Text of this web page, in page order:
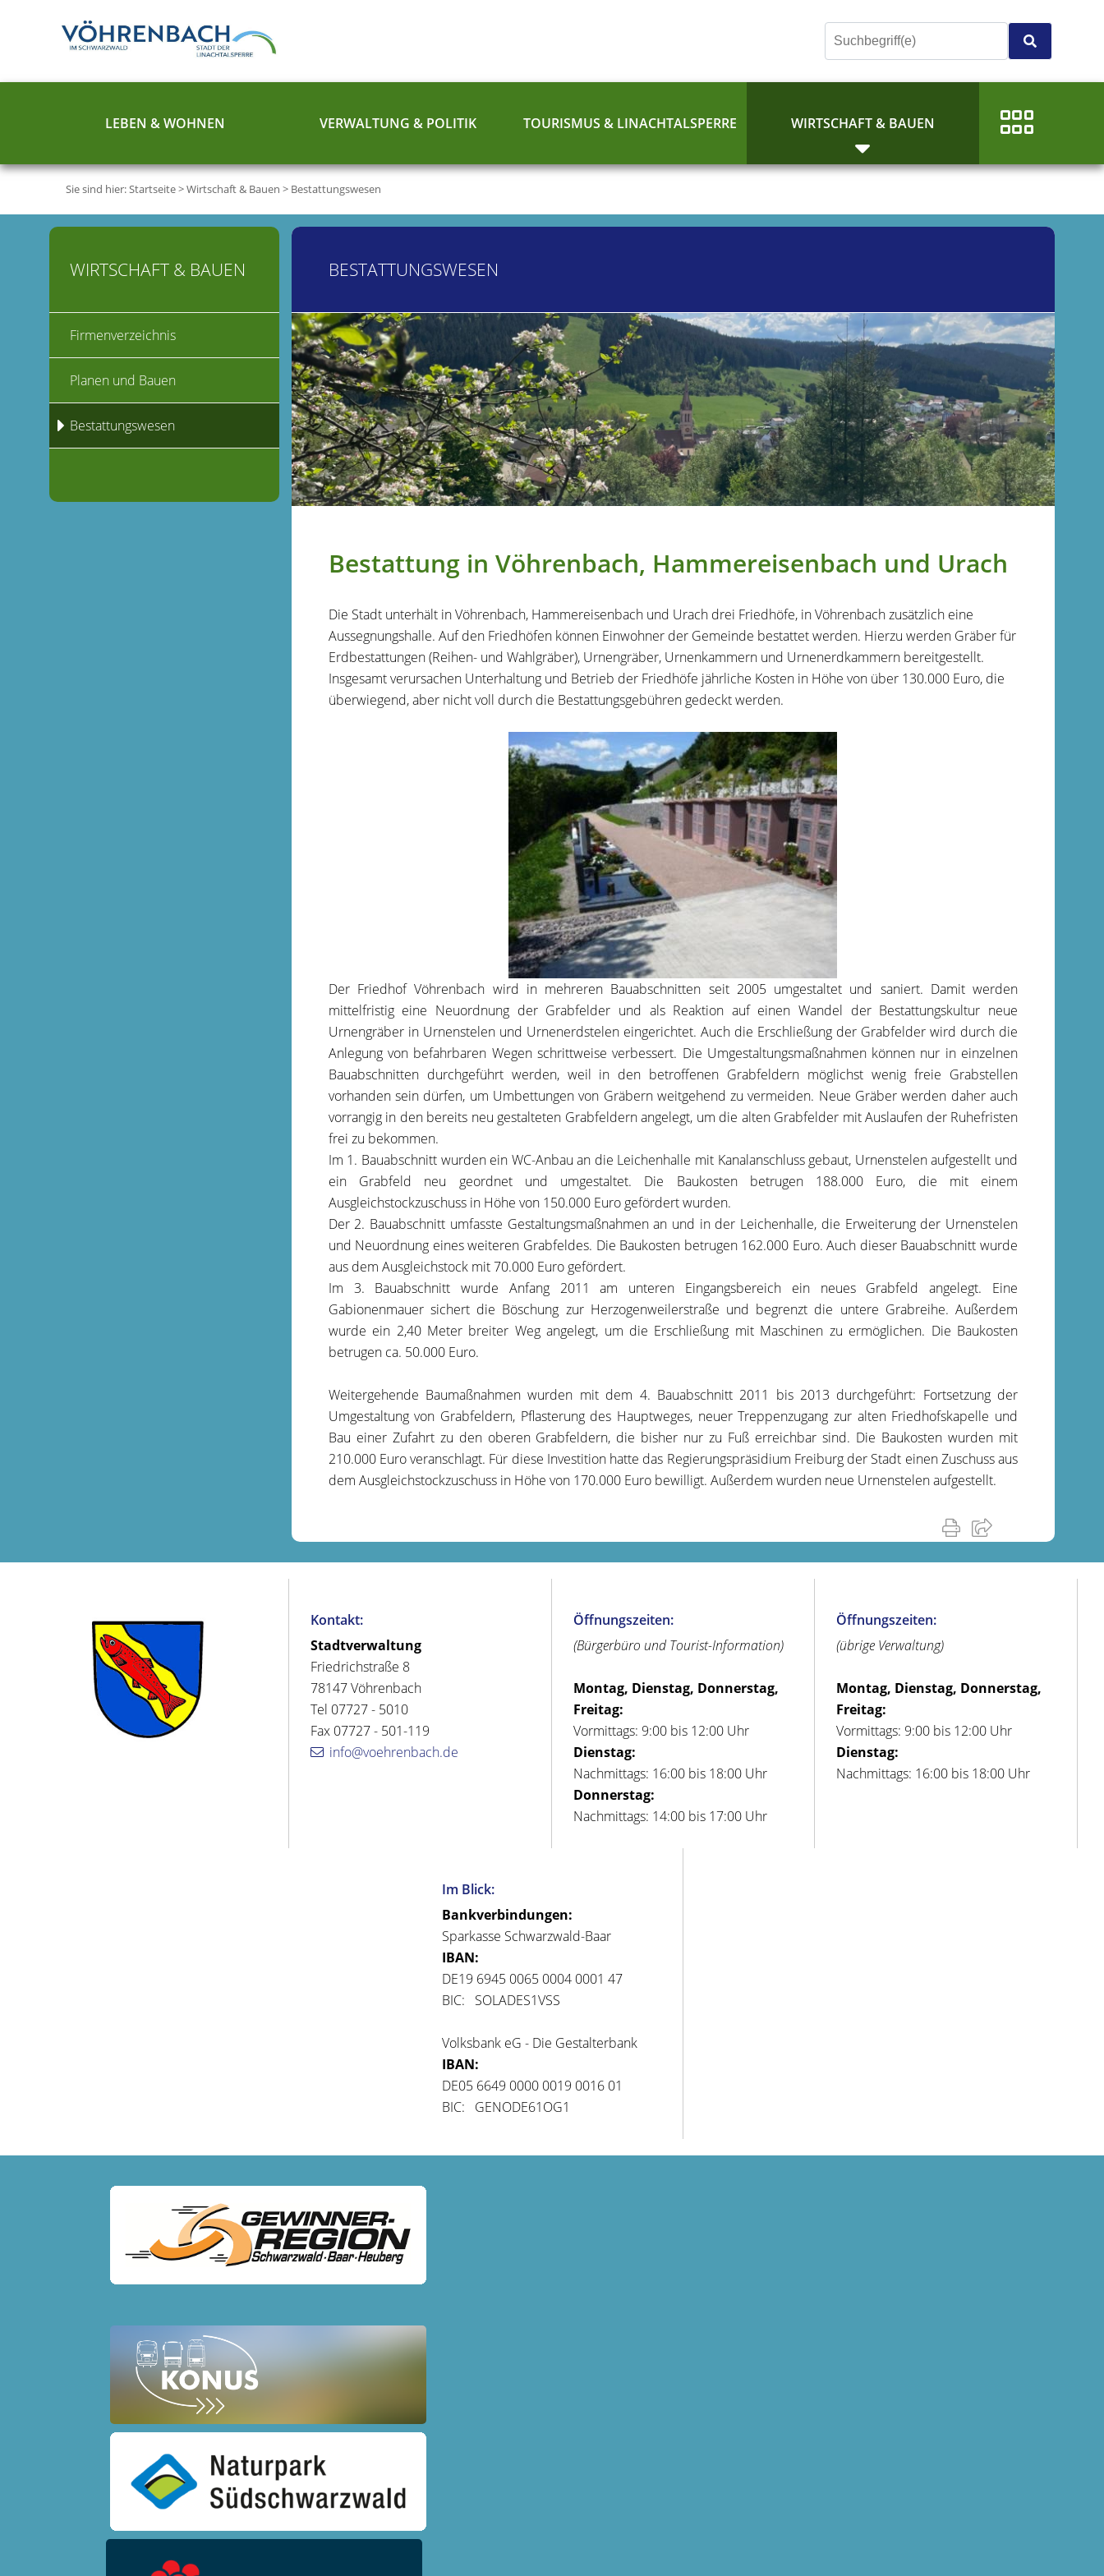
LEBEN & WOHNEN VERWALTUNG & POLITIK TOURISMUS & LINACHTALSPERRE WIRTSCHAFT & BAUEN
Sie sind hier:Startseite>Wirtschaft & Bauen > Bestattungswesen
BESTATTUNGSWESEN
Bestattung in Vöhrenbach, Hammereisenbach und Urach
Die Stadt unterhält in Vöhrenbach, Hammereisenbach und Urach drei Friedhöfe, in Vöhrenbach zusätzlich eine
Aussegnungshalle. Auf den Friedhöfen können Einwohner der Gemeinde bestattet werden. Hierzu werden Gräber für
Erdbestattungen (Reihen- und Wahlgräber), Urnengräber, Urnenkammern und Urnenerdkammern bereitgestellt.
Insgesamt verursachen Unterhaltung und Betrieb der Friedhöfe jährliche Kosten in Höhe von über 130.000 Euro, die
überwiegend, aber nicht voll durch die Bestattungsgebühren gedeckt werden.
Der Friedhof Vöhrenbach wird in mehreren Bauabschnitten seit 2005 umgestaltet und saniert. Damit werden
mittelfristig eine Neuordnung der Grabfelder und als Reaktion auf einen Wandel der Bestattungskultur neue
Urnengräber in Urnenstelen und Urnenerdstelen eingerichtet. Auch die Erschließung der Grabfelder wird durch die
Anlegung von befahrbaren Wegen schrittweise verbessert. Die Umgestaltungsmaßnahmen können nur in einzelnen
Bauabschnitten durchgeführt werden, weil in den betroffenen Grabfeldern möglichst wenig freie Grabstellen
vorhanden sein dürfen, um Umbettungen von Gräbern weitgehend zu vermeiden. Neue Gräber werden daher auch
vorrangig in den bereits neu gestalteten Grabfeldern angelegt, um die alten Grabfelder mit Auslaufen der Ruhefristen
frei zu bekommen.
Im 1. Bauabschnitt wurden ein WC-Anbau an die Leichenhalle mit Kanalanschluss gebaut, Urnenstelen aufgestellt und
ein Grabfeld neu geordnet und umgestaltet. Die Baukosten betrugen 188.000 Euro, die mit einem
Ausgleichstockzuschuss in Höhe von 150.000 Euro gefördert wurden.
Der 2. Bauabschnitt umfasste Gestaltungsmaßnahmen an und in der Leichenhalle, die Erweiterung der Urnenstelen
und Neuordnung eines weiteren Grabfeldes. Die Baukosten betrugen 162.000 Euro. Auch dieser Bauabschnitt wurde
aus dem Ausgleichstock mit 70.000 Euro gefördert.
Im 3. Bauabschnitt wurde Anfang 2011 am unteren Eingangsbereich ein neues Grabfeld angelegt. Eine
Gabionenmauer sichert die Böschung zur Herzogenweilerstraße und begrenzt die untere Grabreihe. Außerdem
wurde ein 2,40 Meter breiter Weg angelegt, um die Erschließung mit Maschinen zu ermöglichen. Die Baukosten
betrugen ca. 50.000 Euro.
Weitergehende Baumaßnahmen wurden mit dem 4. Bauabschnitt 2011 bis 2013 durchgeführt: Fortsetzung der
Umgestaltung von Grabfeldern, Pflasterung des Hauptweges, neuer Treppenzugang zur alten Friedhofskapelle und
Bau einer Zufahrt zu den oberen Grabfeldern, die bisher nur zu Fuß erreichbar sind. Die Baukosten wurden mit
210.000 Euro veranschlagt. Für diese Investition hatte das Regierungspräsidium Freiburg der Stadt einen Zuschuss aus
dem Ausgleichstockzuschuss in Höhe von 170.000 Euro bewilligt. Außerdem wurden neue Urnenstelen aufgestellt.
WIRTSCHAFT & BAUEN
Firmenverzeichnis
Planen und Bauen
Bestattungswesen
Kontakt:
Stadtverwaltung
Friedrichstraße 8
78147 Vöhrenbach
Tel 07727 - 5010
Fax 07727 - 501-119
info@voehrenbach.de
Öffnungszeiten:
(Bürgerbüro und Tourist-Information)
Montag, Dienstag, Donnerstag,
Freitag:
Vormittags: 9:00 bis 12:00 Uhr
Dienstag:
Nachmittags: 16:00 bis 18:00 Uhr
Donnerstag:
Nachmittags: 14:00 bis 17:00 Uhr
Öffnungszeiten:
(übrige Verwaltung)
Montag, Dienstag, Donnerstag,
Freitag:
Vormittags: 9:00 bis 12:00 Uhr
Dienstag:
Nachmittags: 16:00 bis 18:00 Uhr
Im Blick:
Bankverbindungen:
Sparkasse Schwarzwald-Baar
IBAN:
DE19 6945 0065 0004 0001 47
BIC: SOLADES1VSS
Volksbank eG - Die Gestalterbank
IBAN:
DE05 6649 0000 0019 0016 01
BIC: GENODE61OG1